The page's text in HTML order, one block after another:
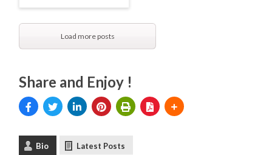
Load more posts
Share and Enjoy !
Bio Latest Posts